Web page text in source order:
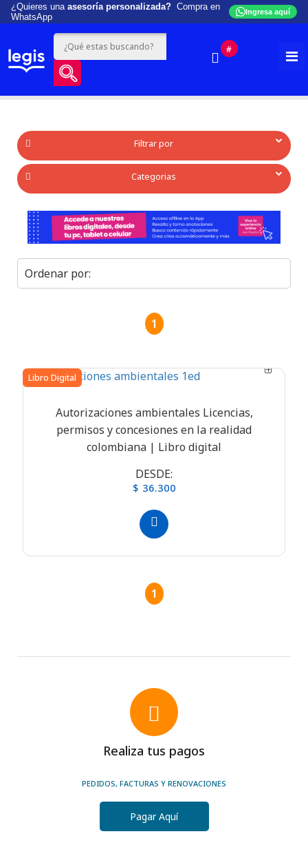
¿Quieres una asesoría personalizada? Compra en
WhatsApp
Ingresa aquí
#
Filtrar por
Categorias
1
Libro Digital
Autorizaciones ambientales Licencias,
permisos y concesiones en la realidad
colombiana | Libro digital
DESDE:
$ 36.300
1
Realiza tus pagos
PEDIDOS, FACTURAS Y RENOVACIONES
Pagar Aquí